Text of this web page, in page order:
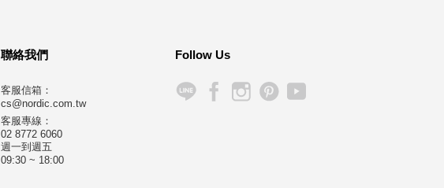
聯絡我們
客服信箱：
cs@nordic.com.tw
客服專線：
02 8772 6060
週一到週五
09:30 ~ 18:00
Follow Us